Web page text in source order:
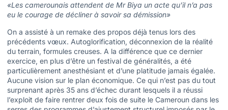
«Les camerounais attendent de Mr Biya un acte qu’il n’a pas
eu le courage de décliner à savoir sa démission»
On a assisté à un remake des propos déjà tenus lors des
précédents vœux. Autoglorification, déconnexion de la réalité
du terrain, formules creuses. A la différence que ce dernier
exercice, en plus d’être un festival de généralités, a été
particulièrement anesthésiant et d’une platitude jamais égalée.
Aucune vision sur le plan économique. Ce qui n’est pas du tout
surprenant après 35 ans d’échec durant lesquels il a réussi
l’exploit de faire rentrer deux fois de suite le Cameroun dans les